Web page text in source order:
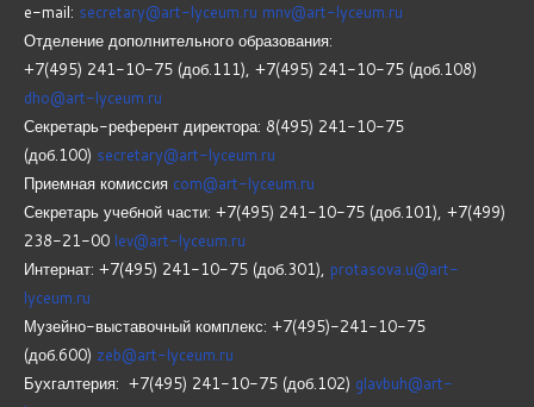
e-mail: secretary@art-lyceum.ru mnv@art-lyceum.ru
Отделение дополнительного образования:
+7(495) 241-10-75 (доб.111), +7(495) 241-10-75 (доб.108)
dho@art-lyceum.ru
Секретарь-референт директора: 8(495) 241-10-75
(доб.100) secretary@art-lyceum.ru
Приемная комиссия com@art-lyceum.ru
Секретарь учебной части: +7(495) 241-10-75 (доб.101), +7(499)
238-21-00 lev@art-lyceum.ru
Интернат: +7(495) 241-10-75 (доб.301), protasova.u@art-
lyceum.ru
Музейно-выставочный комплекс: +7(495)-241-10-75
(доб.600) zeb@art-lyceum.ru
Бухгалтерия: +7(495) 241-10-75 (доб.102) glavbuh@art-